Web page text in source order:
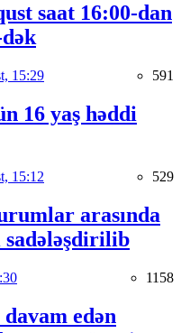
saat 16:00-dan
15:29 591
16 yaş həddi
15:12 529
arasında
sadələşdirilib
1158
edən